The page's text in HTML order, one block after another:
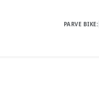
PARVE BIKE: